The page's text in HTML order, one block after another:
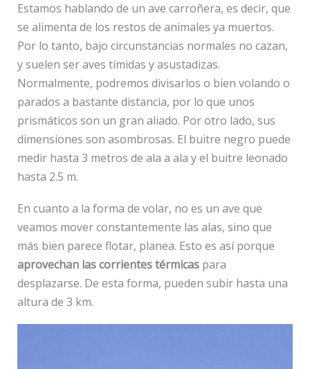
Estamos hablando de un ave carroñera, es decir, que
se alimenta de los restos de animales ya muertos.
Por lo tanto, bajo circunstancias normales no cazan,
y suelen ser aves tímidas y asustadizas.
Normalmente, podremos divisarlos o bien volando o
parados a bastante distancia, por lo que unos
prismáticos son un gran aliado. Por otro lado, sus
dimensiones son asombrosas. El buitre negro puede
medir hasta 3 metros de ala a ala y el buitre leonado
hasta 2.5 m.
En cuanto a la forma de volar, no es un ave que
veamos mover constantemente las alas, sino que
más bien parece flotar, planea. Esto es así porque
aprovechan las corrientes térmicaspara
desplazarse. De esta forma, pueden subir hasta una
altura de 3 km.